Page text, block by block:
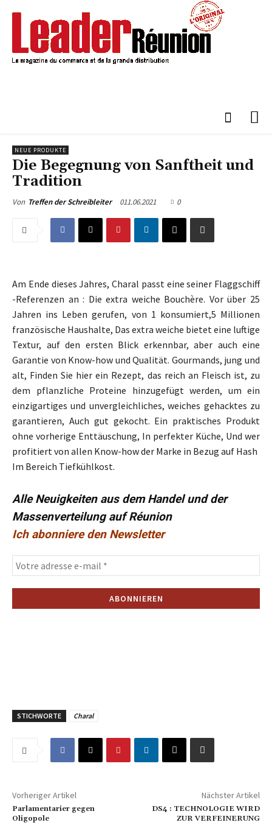
NEUE PRODUKTE
Die Begegnung von Sanftheit und
Tradition
Von Treffen der Schreibleiter 011.06.2021 0
Am Ende dieses Jahres, Charal passt eine seiner Flaggschiff
-Referenzen an : Die extra weiche Bouchère. Vor über 25
Jahren ins Leben gerufen, von 1 konsumiert,5 Millionen
französische Haushalte, Das extra weiche bietet eine luftige
Textur, auf den ersten Blick erkennbar, aber auch eine
Garantie von Know-how und Qualität. Gourmands, jung und
alt, Finden Sie hier ein Rezept, das reich an Fleisch ist, zu
dem pflanzliche Proteine ​​hinzugefügt werden, um ein
einzigartiges und unvergleichliches, weiches gehacktes zu
garantieren, Auch gut gekocht. Ein praktisches Produkt
ohne vorherige Enttäuschung, In perfekter Küche, Und wer
profitiert von allen Know-how der Marke in Bezug auf Hash
Im Bereich Tiefkühlkost.
Alle Neuigkeiten aus dem Handel und der
Massenverteilung auf Réunion
Ich abonniere den Newsletter
STICHWORTE Charal
Vorheriger Artikel
Parlamentarier gegen
Oligopole
Nächster Artikel
DS4 : TECHNOLOGIE WIRD
ZUR VERFEINERUNG